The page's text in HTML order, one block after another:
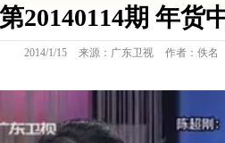
第20120103期
为人知的苹果营养
经
第20120104期
从富贵病变为平民病
20140114期 年货
2014/1/15 来源：广东卫视 作者：佚名